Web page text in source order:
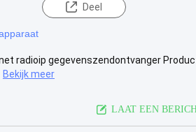
Deel
radioip gegevenszendontvanger
Bekijk meer
LAAT EEN